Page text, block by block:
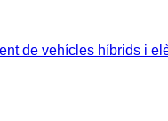
de vehícles híbrids i